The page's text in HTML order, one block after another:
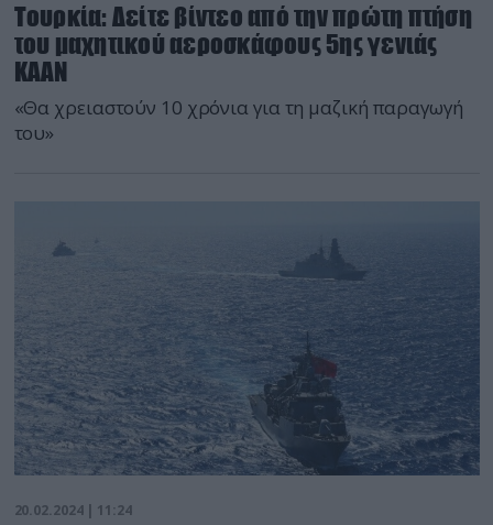
Τουρκία: Δείτε βίντεο από την πρώτη πτήση
του μαχητικού αεροσκάφους 5ης γενιάς
ΚΑΑΝ
«Θα χρειαστούν 10 χρόνια για τη μαζική παραγωγή
του»
20.02.2024 | 11:24